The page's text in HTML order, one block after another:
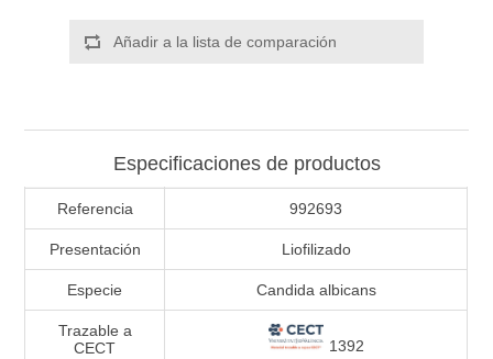
Añadir a la lista de comparación
Especificaciones de productos
Referencia 992693
Presentación Liofilizado
Especie Candida albicans
Trazable a
CECT
1392